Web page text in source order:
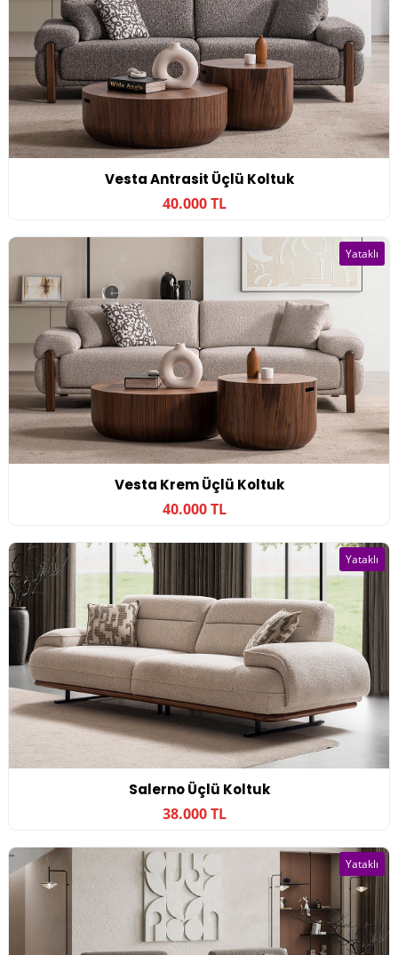
Vesta Antrasit Üçlü Koltuk
40.000 TL
Vesta Krem Üçlü Koltuk
40.000 TL
Yataklı
Salerno Üçlü Koltuk
38.000 TL
Yataklı
Yataklı